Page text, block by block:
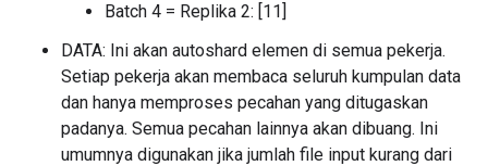
Batch 4 = Replika 2: [11]
DATA: Ini akan autoshard elemen di semua pekerja.
Setiap pekerja akan membaca seluruh kumpulan data
dan hanya memproses pecahan yang ditugaskan
padanya. Semua pecahan lainnya akan dibuang. Ini
umumnya digunakan jika jumlah file input kurang dari